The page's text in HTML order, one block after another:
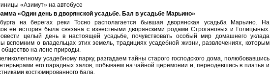
«Азимут» на автобусе
«Один день в дворянской усадьбе. Бал в усадьбе Марьино»
на берегах реки Тосно располагается бывшая дворянская усадьба Марьино. На
её история была связана с известными дворянскими родами Строгановых и Голицыных.
целый день в настоящей усадьбе, почувствовать особый мир домашнего уклада
вспомним о владельцах этих земель, традициях усадебной жизни, развлечениях, которым
на лоне природы.
усадебному парку, разгадаем тайны старого господского дома, полюбовавшись
его парадных залов, побываем на чайной церемонии и, переодевшись в платья и
костюмированного бала.